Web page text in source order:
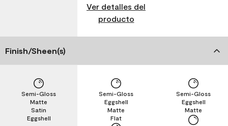
Ver detalles del
producto
Finish/Sheen(s)
Eggshell
Satin
Matte
Semi-Gloss
Flat
Matte
Eggshell
Semi-Gloss
Matte
Eggshell
Semi-Gloss